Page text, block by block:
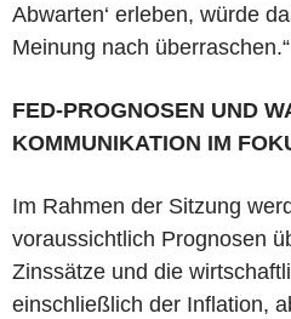
Abwarten‘ erleben, würde
Meinung nach überraschen.“
FED-PROGNOSEN UND
KOMMUNIKATION IM
Im Rahmen der Sitzung
voraussichtlich Prognosen
Zinssätze und die
einschließlich der Inflation,